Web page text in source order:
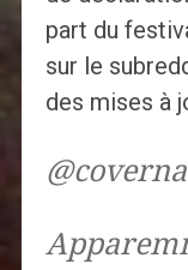
part du
sur le
des mises à